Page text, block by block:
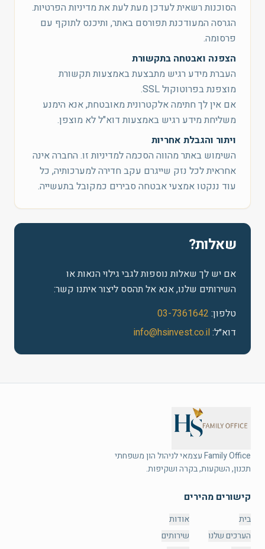
הסוכנות רשאית לעדכן מעת לעת את מדיניות הפרטיות.
הגרסה המעודכנת תפורסם באתר, ותיכנס לתוקף עם
פרסומה.
הצפנה ואבטחה בתקשורת
העברת מידע רגיש מתבצעת באמצעות תקשורת
מוצפנת בפרוטוקול SSL.
אם אין לך חתימה אלקטרונית מאובטחת, אנא הימנע
משליחת מידע רגיש באמצעות דוא"ל לא מוצפן.
ויתור והגבלת אחריות
השימוש באתר מהווה הסכמה למדיניות זו. החברה אינה
אחראית לכל נזק שייגרם עקב חדירה למערכותיה, כל
עוד ננקטו אמצעי אבטחה סבירים כמקובל בתעשייה.
שאלות?
אם יש לך שאלות נוספות לגבי גילוי הנאות או
השירותים שלנו, אנא אל תהסס ליצור איתנו קשר:
טלפון:
03-7361642
דוא״ל:
info@hsinvest.co.il
תכנון, השקעות, בקרה ושקיפות.
קישורים מהירים
בית
אודות
הערכים שלנו
שירותים